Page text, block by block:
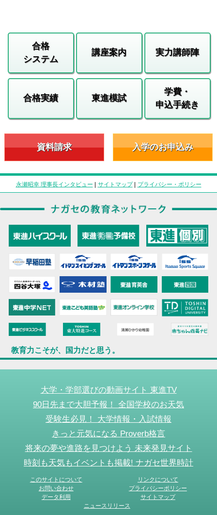
合格
システム
講座案内 実力講師陣
合格実績 東進模試
学費・
申込手続き
資料請求 入学のお申込み
永瀬昭幸 理事長インタビュー | サイトマップ| プライバシー・ポリシー
教育力こそが、国力だと思う。
大学・学部選びの動画サイト 東進TV
90日先まで大胆予報！ 全国学校のお天気
受験生必見！ 大学情報・入試情報
きっと元気になる Proverb格言
将来の夢や進路を見つけよう 未来発見サイト
時刻も天気もイベントも掲載! ナガセ世界時計
このサイトについて
リンクについて
お問い合わせ
プライバシーポリシー
データ利用
サイトマップ
ニュースリリース